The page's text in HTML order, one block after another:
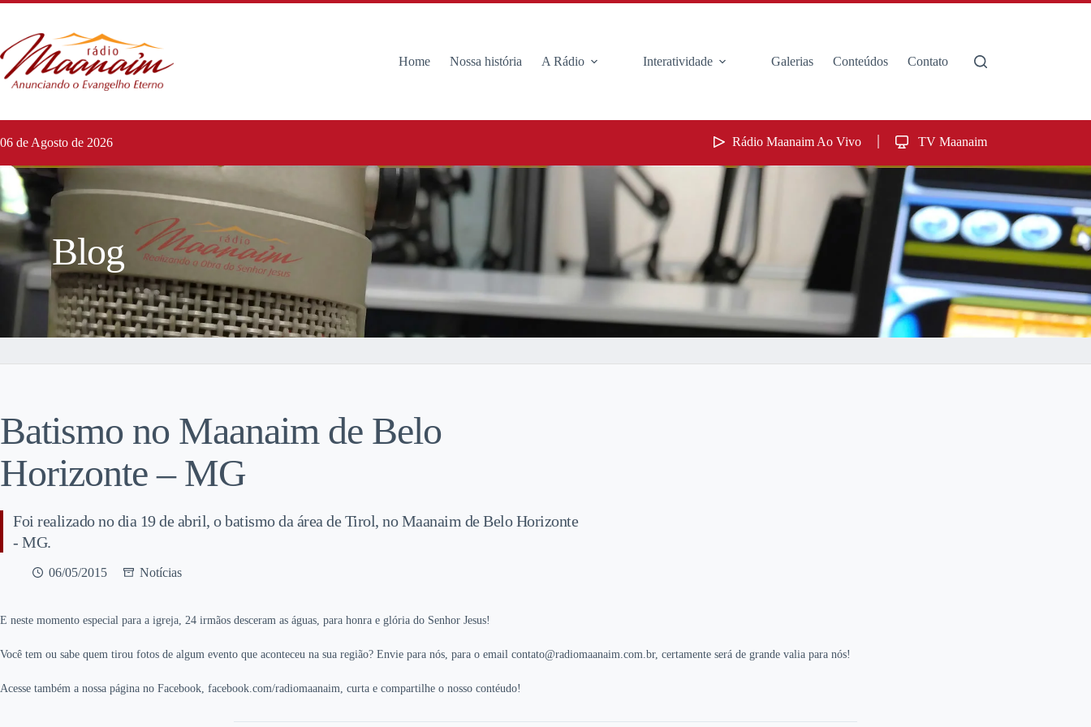
Home Nossa história A Rádio Interatividade Galerias Conteúdos Contato
06 de Agosto de 2026 Rádio Maanaim Ao Vivo TV Maanaim
Blog
Batismo no Maanaim de Belo
Horizonte – MG
Foi realizado no dia 19 de abril, o batismo da área de Tirol, no Maanaim de Belo Horizonte
- MG.
06/05/2015 Notícias
E neste momento especial para a igreja, 24 irmãos desceram as águas, para honra e glória do Senhor Jesus!
Você tem ou sabe quem tirou fotos de algum evento que aconteceu na sua região? Envie para nós, para o email contato@radiomaanaim.com.br, certamente será de grande valia para nós!
Acesse também a nossa página no Facebook, facebook.com/radiomaanaim, curta e compartilhe o nosso contéudo!